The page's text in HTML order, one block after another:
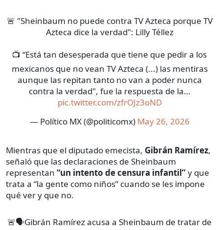
🚨 "Sheinbaum no puede contra TV Azteca porque TV
Azteca dice la verdad": Lilly Téllez
📺 “Está tan desesperada que tiene que pedir a los
mexicanos que no vean TV Azteca (...) las mentiras
aunque las repitan tanto no van a poder nunca
contra la verdad", fue la respuesta de la…
pic.twitter.com/zfrOJz3oND
— Político MX (@politicomx) May 26, 2026
Mientras que el diputado emecista, Gibrán Ramírez,
señaló que las declaraciones de Sheinbaum
representan “un intento de censura infantil”y que
trata a “la gente como niños” cuando se les impone
qué ver y que no.
🚨🗣️Gibrán Ramírez acusa a Sheinbaum de tratar de